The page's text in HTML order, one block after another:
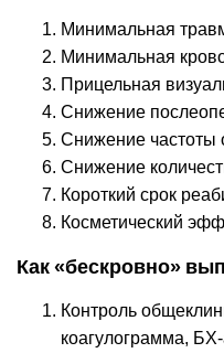
Минимальная
Минимальная
Прицельная
Снижение
Снижение частоты
Снижение
Короткий срок
Косметический
Как «бескровно»
Контроль
коагулограмма,